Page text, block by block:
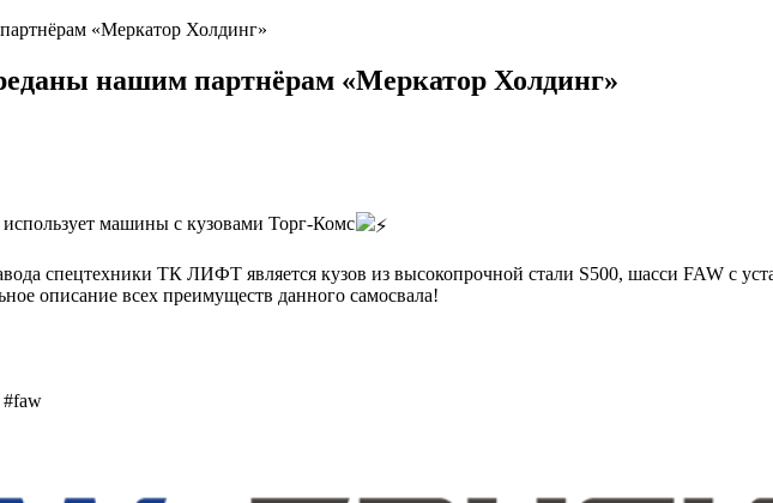
«Меркатор Холдинг»
нашим партнёрам «Меркатор Холдинг»
машины с кузовами Торг-Комс
спецтехники ТК ЛИФТ является кузов из высокопрочной стали S500, шасси FAW с
описание всех преимуществ данного самосвала!
#faw